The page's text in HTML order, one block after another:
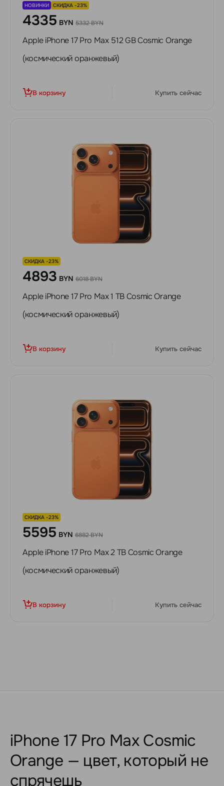
НОВИНКИ СКИДКА -23%
4335 BYN 5332 BYN
Apple iPhone 17 Pro Max 512 GB Cosmic Orange
(космический оранжевый)
В корзину Купить сейчас
СКИДКА -23%
4893 BYN 6018 BYN
Apple iPhone 17 Pro Max 1 ТB Cosmic Orange
(космический оранжевый)
В корзину Купить сейчас
СКИДКА -23%
5595 BYN 6882 BYN
Apple iPhone 17 Pro Max 2 ТB Cosmic Orange
(космический оранжевый)
В корзину Купить сейчас
iPhone 17 Pro Max Cosmic
Orange — цвет, который не
спрячешь